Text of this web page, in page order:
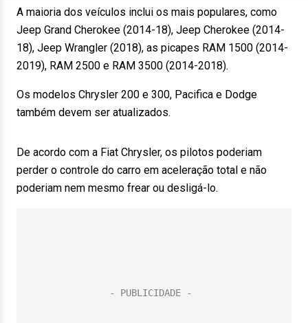
A maioria dos veículos inclui os mais populares, como
Jeep Grand Cherokee (2014-18), Jeep Cherokee (2014-
18), Jeep Wrangler (2018), as picapes RAM 1500 (2014-
2019), RAM 2500 e RAM 3500 (2014-2018).
Os modelos Chrysler 200 e 300, Pacifica e Dodge
também devem ser atualizados.
De acordo com a Fiat Chrysler, os pilotos poderiam
perder o controle do carro em aceleração total e não
poderiam nem mesmo frear ou desligá-lo.